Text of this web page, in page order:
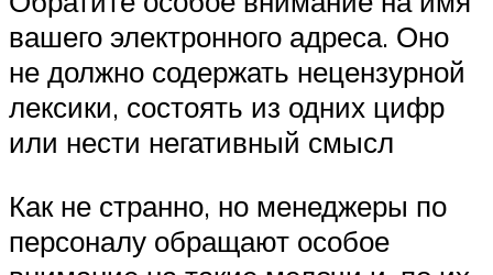
вашего электронного адреса. Оно
не должно содержать нецензурной
лексики, состоять из одних цифр
или нести негативный смысл
Как не странно, но менеджеры по
персоналу обращают особое